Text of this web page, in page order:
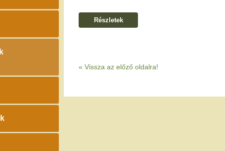
Részletek
« Vissza az előző oldalra!